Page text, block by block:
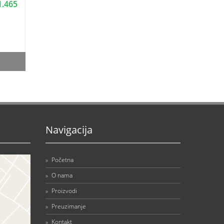
Navigacija
» Početna
» O nama
» Proizvodi
» Preuzimanje
» Kontakt